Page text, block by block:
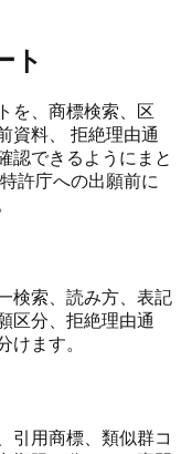
ト
を、商標検索、区
資料、 拒絶理由通
認できるようにまと
許庁への出願前に
検索、読み方、表記
区分、拒絶理由通
けます。
引用商標、類似群コ